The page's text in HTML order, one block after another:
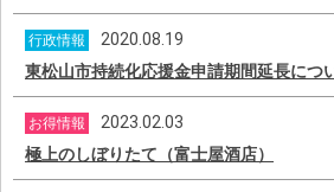
行政情報
2020.08.19
東松山市持続化応援金申請期間延長につ
お得情報
2023.02.03
極上のしぼりたて（富士屋酒店）